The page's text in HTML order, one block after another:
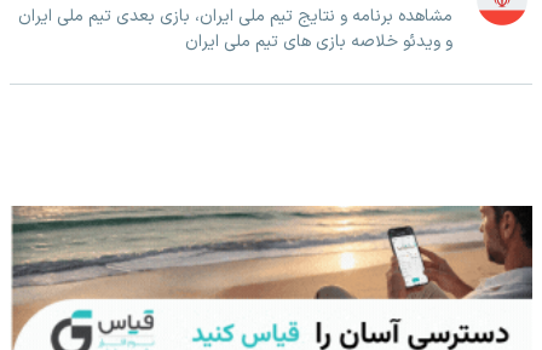
مشاهده برنامه و نتایج تیم ملی ایران، بازی بعدی تیم ملی ایران
و ویدئو خلاصه بازی های تیم ملی ایران